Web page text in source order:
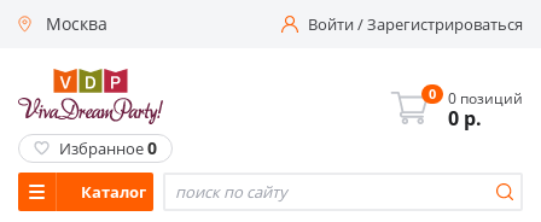
Москва Войти/Зарегистрироваться
Каталог
0 0 позиций
0 р.
Избранное0